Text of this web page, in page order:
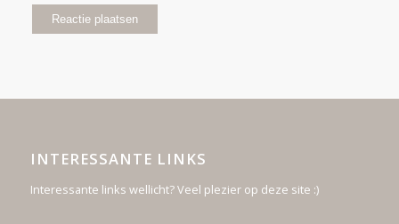
INTERESSANTE LINKS
Interessante links wellicht? Veel plezier op deze site :)